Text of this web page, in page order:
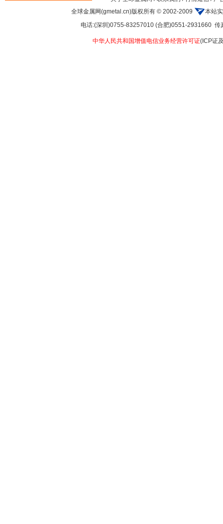
全球金属网(gmetal.cn)版权所有 © 2002-2009
本站
电话:(深圳)0755-83257010 (合肥)0551-2931660
中华人民共和国增值电信业务经营许可证(ICP证